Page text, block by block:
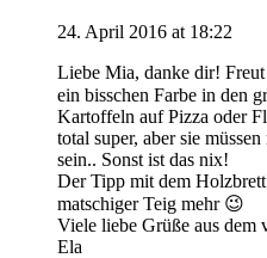
24. April 2016 at 18:22
Liebe Mia, danke dir!
ein bisschen Farbe in den
Kartoffeln auf Pizza oder
total super, aber sie
sein.. Sonst ist das nix!
Der Tipp mit dem
matschiger Teig mehr 😉
Viele liebe Grüße aus dem
Ela